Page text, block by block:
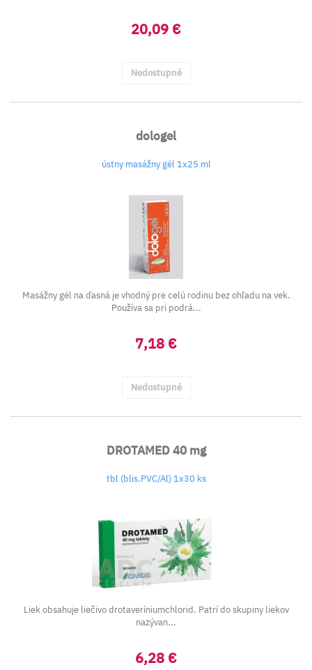
20,09 €
Nedostupné
dologel
ústny masážny gél 1x25 ml
Masážny gél na ďasná je vhodný pre celú rodinu bez ohľadu na vek.
Používa sa pri podrá...
7,18 €
Nedostupné
DROTAMED 40 mg
tbl (blis.PVC/Al) 1x30 ks
Liek obsahuje liečivo drotaveríniumchlorid. Patrí do skupiny liekov
nazývan...
6,28 €